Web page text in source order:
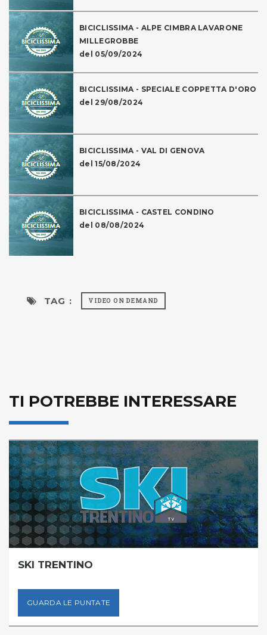
BICICLISSIMA - ALPE CIMBRA LAVARONE
MILLEGROBBE
del 05/09/2024
BICICLISSIMA - SPECIALE COPPETTA D'ORO
del 29/08/2024
BICICLISSIMA - VAL DI GENOVA
del 15/08/2024
BICICLISSIMA - CASTEL CONDINO
del 08/08/2024
TAG : VIDEO ON DEMAND
TI POTREBBE INTERESSARE
SKI TRENTINO
GUARDA LE PUNTATE